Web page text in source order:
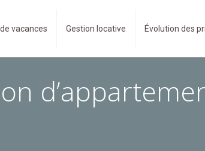
de vacances Gestion locative Évolution des